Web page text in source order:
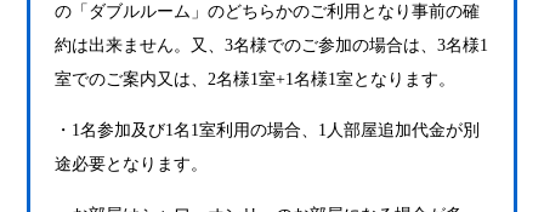
の「ダブルルーム」のどちらかのご利用となり事前の確
約は出来ません。又、3名様でのご参加の場合は、3名様1
室でのご案内又は、2名様1室+1名様1室となります。
・1名参加及び1名1室利用の場合、1人部屋追加代金が別
途必要となります。